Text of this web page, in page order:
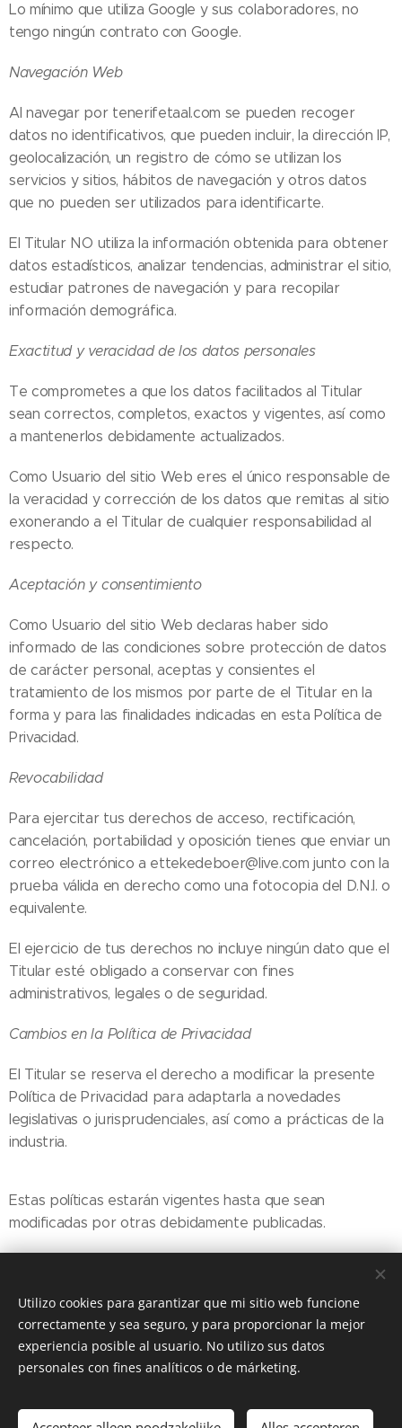
Lo mínimo que utiliza Google y sus colaboradores, no
tengo ningún contrato con Google.
Navegación Web
Al navegar por tenerifetaal.com se pueden recoger
datos no identificativos, que pueden incluir, la dirección IP,
geolocalización, un registro de cómo se utilizan los
servicios y sitios, hábitos de navegación y otros datos
que no pueden ser utilizados para identificarte.
El Titular NO utiliza la información obtenida para obtener
datos estadísticos, analizar tendencias, administrar el sitio,
estudiar patrones de navegación y para recopilar
información demográfica.
Exactitud y veracidad de los datos personales
Te comprometes a que los datos facilitados al Titular
sean correctos, completos, exactos y vigentes, así como
a mantenerlos debidamente actualizados.
Como Usuario del sitio Web eres el único responsable de
la veracidad y corrección de los datos que remitas al sitio
exonerando a el Titular de cualquier responsabilidad al
respecto.
Aceptación y consentimiento
Como Usuario del sitio Web declaras haber sido
informado de las condiciones sobre protección de datos
de carácter personal, aceptas y consientes el
tratamiento de los mismos por parte de el Titular en la
forma y para las finalidades indicadas en esta Política de
Privacidad.
Revocabilidad
Para ejercitar tus derechos de acceso, rectificación,
cancelación, portabilidad y oposición tienes que enviar un
correo electrónico a ettekedeboer@live.com junto con la
prueba válida en derecho como una fotocopia del D.N.I. o
equivalente.
El ejercicio de tus derechos no incluye ningún dato que el
Titular esté obligado a conservar con fines
administrativos, legales o de seguridad.
Cambios en la Política de Privacidad
El Titular se reserva el derecho a modificar la presente
Política de Privacidad para adaptarla a novedades
legislativas o jurisprudenciales, así como a prácticas de la
industria.
Estas políticas estarán vigentes hasta que sean
modificadas por otras debidamente publicadas.
© 2019Ettekede Boer
Idiomas
Utilizo cookies para garantizar que mi sitio web funcione
correctamente y sea seguro, y para proporcionar la mejor
experiencia posible al usuario. No utilizo sus datos
personales con fines analíticos o de márketing.